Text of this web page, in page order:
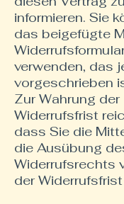
informieren. Sie
das beigefügte
verwenden, das
vorgeschrieben
Zur Wahrung der
Widerrufsfrist
dass Sie die
die Ausübung
Widerrufsrechts
der